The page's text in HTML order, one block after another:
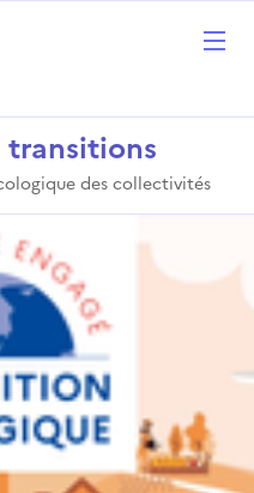
transitions
des collectivités